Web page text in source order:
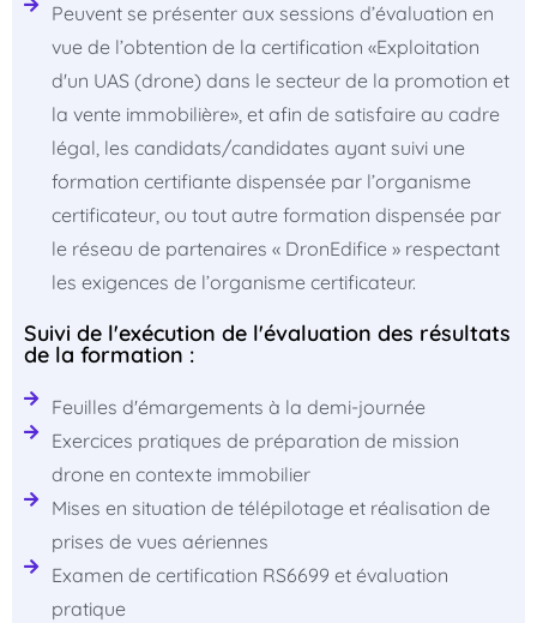
Peuvent se présenter aux sessions d’évaluation en
vue de l’obtention de la certification «Exploitation
d'un UAS (drone) dans le secteur de la promotion et
la vente immobilière», et afin de satisfaire au cadre
légal, les candidats/candidates ayant suivi une
formation certifiante dispensée par l’organisme
certificateur, ou tout autre formation dispensée par
le réseau de partenaires « DronEdifice » respectant
les exigences de l’organisme certificateur.
Suivi de l'exécution de l'évaluation des résultats
de la formation :
Feuilles d'émargements à la demi-journée
Exercices pratiques de préparation de mission
drone en contexte immobilier
Mises en situation de télépilotage et réalisation de
prises de vues aériennes
Examen de certification RS6699 et évaluation
pratique